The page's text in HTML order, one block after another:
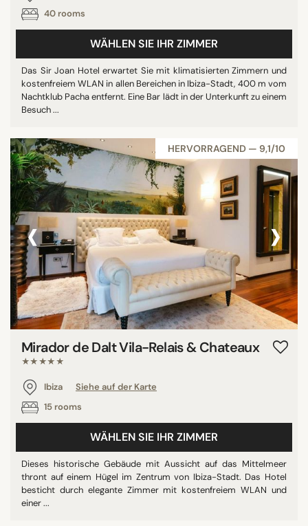
40 rooms
WÄHLEN SIE IHR ZIMMER
Das Sir Joan Hotel erwartet Sie mit klimatisierten Zimmern und
kostenfreiem WLAN in allen Bereichen in Ibiza-Stadt, 400 m vom
Nachtklub Pacha entfernt. Eine Bar lädt in der Unterkunft zu einem
Besuch ...
HERVORRAGEND — 9,1/10
‹ ›
Mirador de Dalt Vila-Relais & Chateaux
★★★★★
Ibiza
Siehe auf der Karte
15 rooms
WÄHLEN SIE IHR ZIMMER
Dieses historische Gebäude mit Aussicht auf das Mittelmeer
thront auf einem Hügel im Zentrum von Ibiza-Stadt. Das Hotel
besticht durch elegante Zimmer mit kostenfreiem WLAN und
einer ...